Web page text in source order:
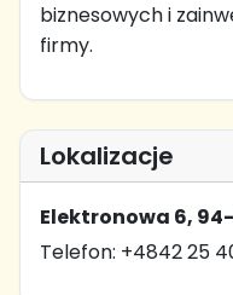
biznesowych i
firmy.
Lokalizacje
Elektronowa 6, 94-
Telefon: +4842 25